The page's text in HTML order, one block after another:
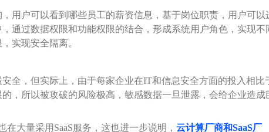
用户可以看到哪些员工的薪资信息，基于岗位职责，用户可以
通过数据权限和功能权限的结合，形成系统用户角色，实现不
实现安全隔离。
全，但实际上，由于每家企业在IT和信息安全方面的投入相比
，所以被攻破的风险极高，敏感数据一旦泄露，会给企业造成
大量采用SaaS服务，这也进一步说明， 云计算厂商和SaaS厂